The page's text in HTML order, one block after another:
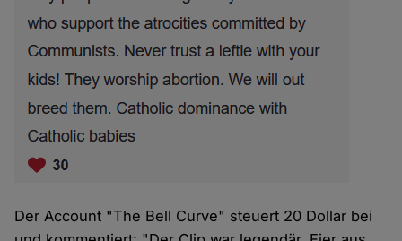
Der Account "The Bell Curve" steuert 20 Dollar bei